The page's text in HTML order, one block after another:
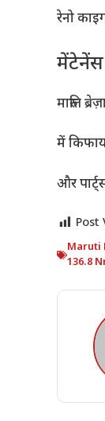
रेनो
मेंटेनेंस
मारुति
में
और
Post
Maruti
136.8